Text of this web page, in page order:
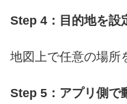
Step 4：目的地を設
地図上で任意の場所
Step 5：アプリ側で